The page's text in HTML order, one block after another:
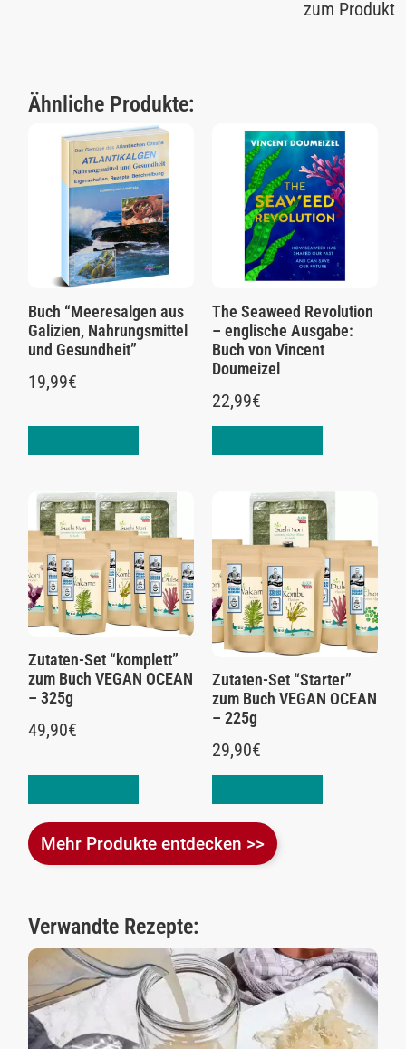
zum Produkt
Ähnliche Produkte:
Buch “Meeresalgen aus
Galizien, Nahrungsmittel
und Gesundheit”
19,99€
The Seaweed Revolution
– englische Ausgabe:
Buch von Vincent
Doumeizel
22,99€
Zutaten-Set “komplett”
zum Buch VEGAN OCEAN
– 325g
49,90€
Zutaten-Set “Starter”
zum Buch VEGAN OCEAN
– 225g
29,90€
Mehr Produkte entdecken >>
Verwandte Rezepte: